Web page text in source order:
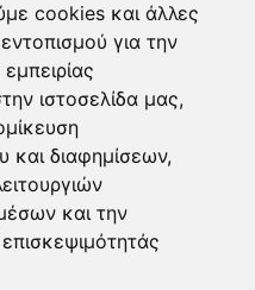
cookies και άλλες
για την
ιστοσελίδα μας,
και διαφημίσεων,
και την